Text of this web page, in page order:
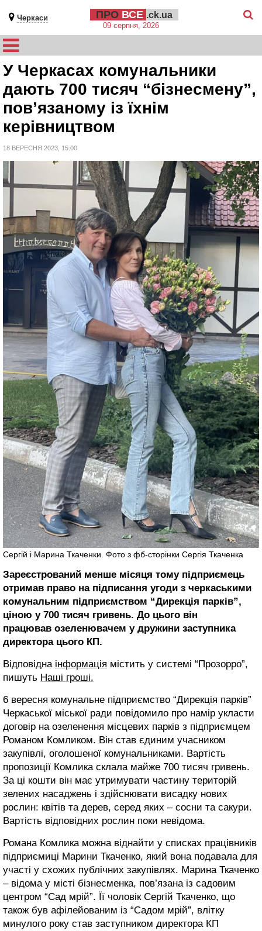
Черкаси ПРО ВСЕ .ck.ua
09 серпня, 2026
У Черкасах комунальники
дають 700 тисяч “бізнесмену”,
пов’язаному із їхнім
керівництвом
18 ВЕРЕСНЯ 2023, 15:00
Сергій і Марина Ткаченки. Фото з фб-сторінки Сергія Ткаченка
Зареєстрований менше місяця тому підприємець
отримав право на підписання угоди з черкаськими
комунальним підприємством “Дирекція парків”,
ціною у 700 тисяч гривень. До цього він
працював озеленювачем у дружини заступника
директора цього КП.
Відповідна інформація містить у системі “Прозорро”,
пишуть Наші гроші.
6 вересня комунальне підприємство “Дирекція парків”
Черкаської міської ради повідомило про намір укласти
договір на озеленення місцевих парків з підприємцем
Романом Комликом. Він став єдиним учасником
закупівлі, оголошеної комунальниками. Вартість
пропозиції Комлика склала майже 700 тисяч гривень.
За ці кошти він має утримувати частину територій
зелених насаджень і здійснювати висадку нових
рослин: квітів та дерев, серед яких – сосни та сакури.
Вартість відповідних рослин поки невідома.
Романа Комлика можна віднайти у списках працівників
підприємиці Марини Ткаченко, який вона подавала для
участі у схожих публічних закупівлях. Марина Ткаченко
– відома у місті бізнесменка, пов’язана із садовим
центром “Сад мрій”. Її чоловік Сергій Ткаченко, що
також був афілейованим із “Садом мрій”, влітку
минулого року став заступником директора КП